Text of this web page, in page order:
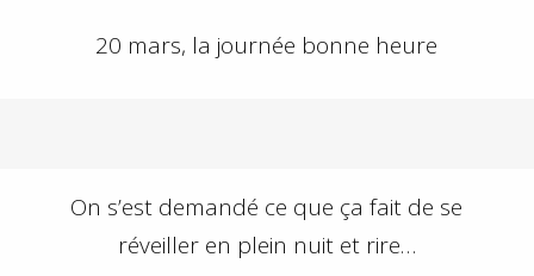
20 mars, la journée bonne heure
On s’est demandé ce que ça fait de se
réveiller en plein nuit et rire…